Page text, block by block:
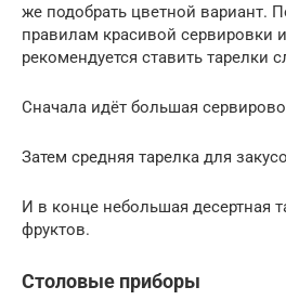
же подобрать цветной вариант.
правилам красивой сервировки
рекомендуется ставить тарелки
Сначала идёт большая
Затем средняя тарелка для
И в конце небольшая десертная
фруктов.
Столовые приборы